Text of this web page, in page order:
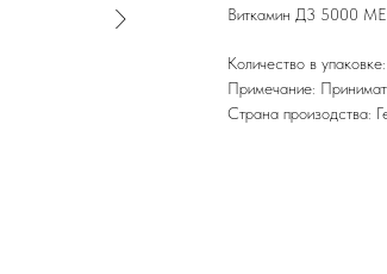
Виткамин Д3 5000
Количество в
Примечание:
Страна произодства: